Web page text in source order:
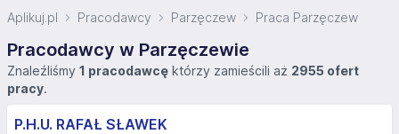
Aplikuj.pl Pracodawcy Parzęczew Praca Parzęczew
Pracodawcy w Parzęczewie
Znaleźliśmy 1 pracodawcę którzy zamieścili aż 2955 ofert
pracy.
P.H.U. RAFAŁ SŁAWEK